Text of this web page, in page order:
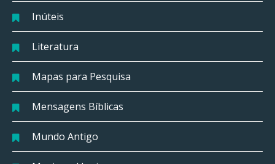
Inúteis
Literatura
Mapas para Pesquisa
Mensagens Bíblicas
Mundo Antigo